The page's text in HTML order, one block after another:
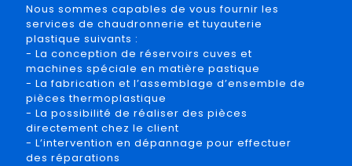
Nous sommes capables de vous fournir les
services de chaudronnerie et tuyauterie
plastique suivants :
- La conception de réservoirs cuves et
machines spéciale en matière pastique
- La fabrication et l’assemblage d’ensemble de
pièces thermoplastique
- La possibilité de réaliser des pièces
directement chez le client
- L’intervention en dépannage pour effectuer
des réparations